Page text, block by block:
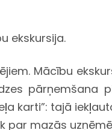
ekskursija.
Mācību
pārņemšana
karti”: tajā
par mazās